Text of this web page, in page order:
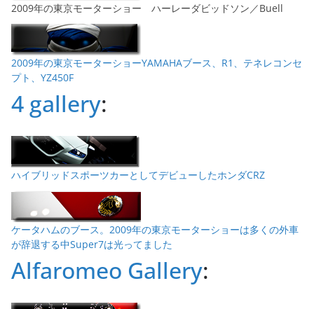
2009年の東京モーターショー ハーレーダビッドソン／Buell
2009年の東京モーターショーYAMAHAブース、R1、テネレコンセ
プト、YZ450F
4 gallery:
ハイブリッドスポーツカーとしてデビューしたホンダCRZ
ケータハムのブース。2009年の東京モーターショーは多くの外車
が辞退する中Super7は光ってました
Alfaromeo Gallery: